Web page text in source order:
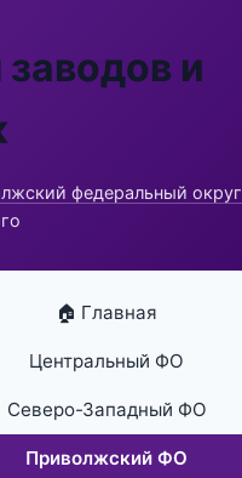
и
федеральный округ
🏠 Главная
Центральный ФО
Северо-Западный ФО
Приволжский ФО